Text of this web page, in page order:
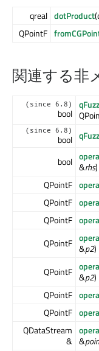
qreal dotProduct
QPointF
関連する非
(since 6.8)
bool
(since 6.8)
bool
bool &rhs)
QPointF
QPointF
QPointF
QPointF &p2)
QPointF &p2)
QPointF
QPointF
QDataStream
& &